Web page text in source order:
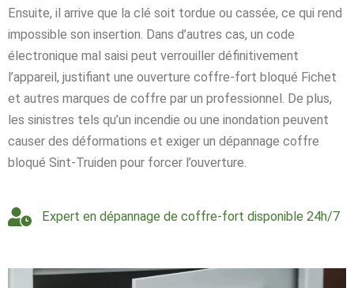
Ensuite, il arrive que la clé soit tordue ou cassée, ce qui rend
impossible son insertion. Dans d’autres cas, un code
électronique mal saisi peut verrouiller définitivement
l’appareil, justifiant une ouverture coffre-fort bloqué Fichet
et autres marques de coffre par un professionnel. De plus,
les sinistres tels qu’un incendie ou une inondation peuvent
causer des déformations et exiger un dépannage coffre
bloqué Sint-Truiden pour forcer l’ouverture.
Expert en dépannage de coffre-fort disponible 24h/7